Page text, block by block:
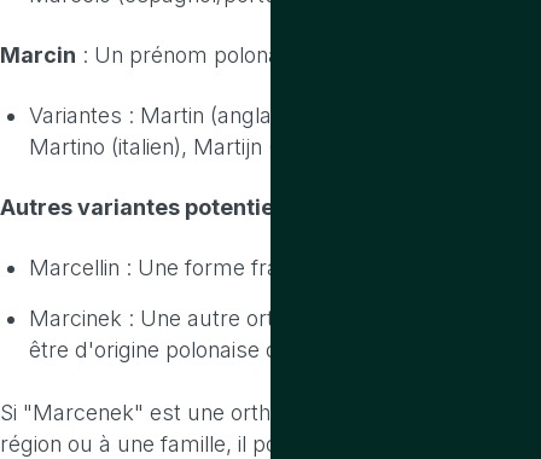
Marcin : Un prénom polonais.
Variantes : Martin (anglais, français, allemand),
Martino (italien), Martijn (néerlandais).
Autres variantes potentielles
Marcellin : Une forme française plus ancienne.
Marcinek : Une autre orthographe possible, peut-
être d'origine polonaise ou slave.
Si "Marcenek" est une orthographe spécifique à une
région ou à une famille, il pourrait ne pas avoir de